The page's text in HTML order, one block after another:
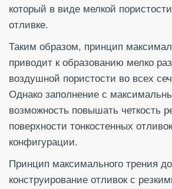
который в виде мелкой
отливке.
Таким образом, принцип
приводит к образованию мелко
воздушной пористости во всех
Однако заполнение с
возможность повышать четкость
поверхности тонкостенных
конфигурации.
Принцип максимального трения
конструирование отливок с